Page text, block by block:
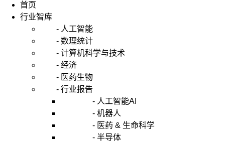
首页
行业智库
- 人工智能
- 数理统计
- 计算机科学与技术
- 经济
- 医药生物
- 行业报告
- 人工智能AI
- 机器人
- 医药 & 生命科学
- 半导体